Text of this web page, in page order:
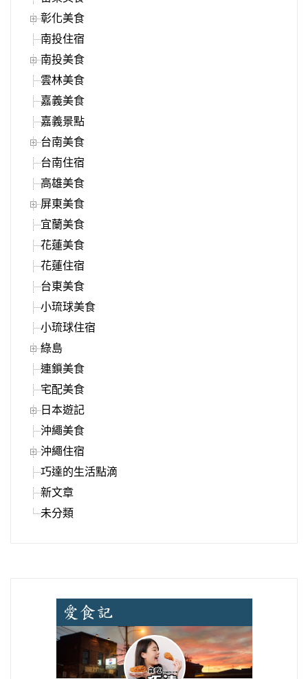
彰化美食
南投住宿
南投美食
雲林美食
嘉義美食
嘉義景點
台南美食
台南住宿
高雄美食
屏東美食
宜蘭美食
花蓮美食
花蓮住宿
台東美食
小琉球美食
小琉球住宿
綠島
連鎖美食
宅配美食
日本遊記
沖繩美食
沖繩住宿
巧達的生活點滴
新文章
未分類